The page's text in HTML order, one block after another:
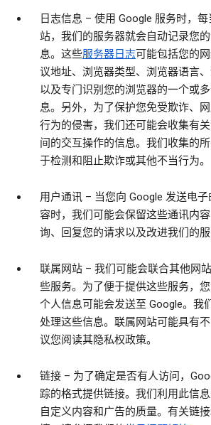
日志信息 – 使用 Google 服务时，
站，我们的服务器就会自动记录您
息。这些服务器日志可能包括您的
议地址、浏览器类型、浏览器语言
以及专门识别您的浏览器的一个或
息。另外，为了保护您免受欺诈、
行为的侵害，我们还可能会收集有
间的交互操作的信息。我们收集的
于检测和阻止欺诈或其他不当行为。
用户通讯 – 当您向 Google 发送电
容时，我们可能会保留这些通讯内
询、回复您的请求以及改进我们的服
联属网站 – 我们可能会联合其他网
些服务。为了便于提供这些服务，
个人信息可能会发送至 Google。我
处理这些信息。联属网站可能具有
议您阅读其隐私权政策。
链接 – 为了确定是否有人访问，
踪的格式提供链接。我们利用此信息
自定义内容和广告的质量。有关链